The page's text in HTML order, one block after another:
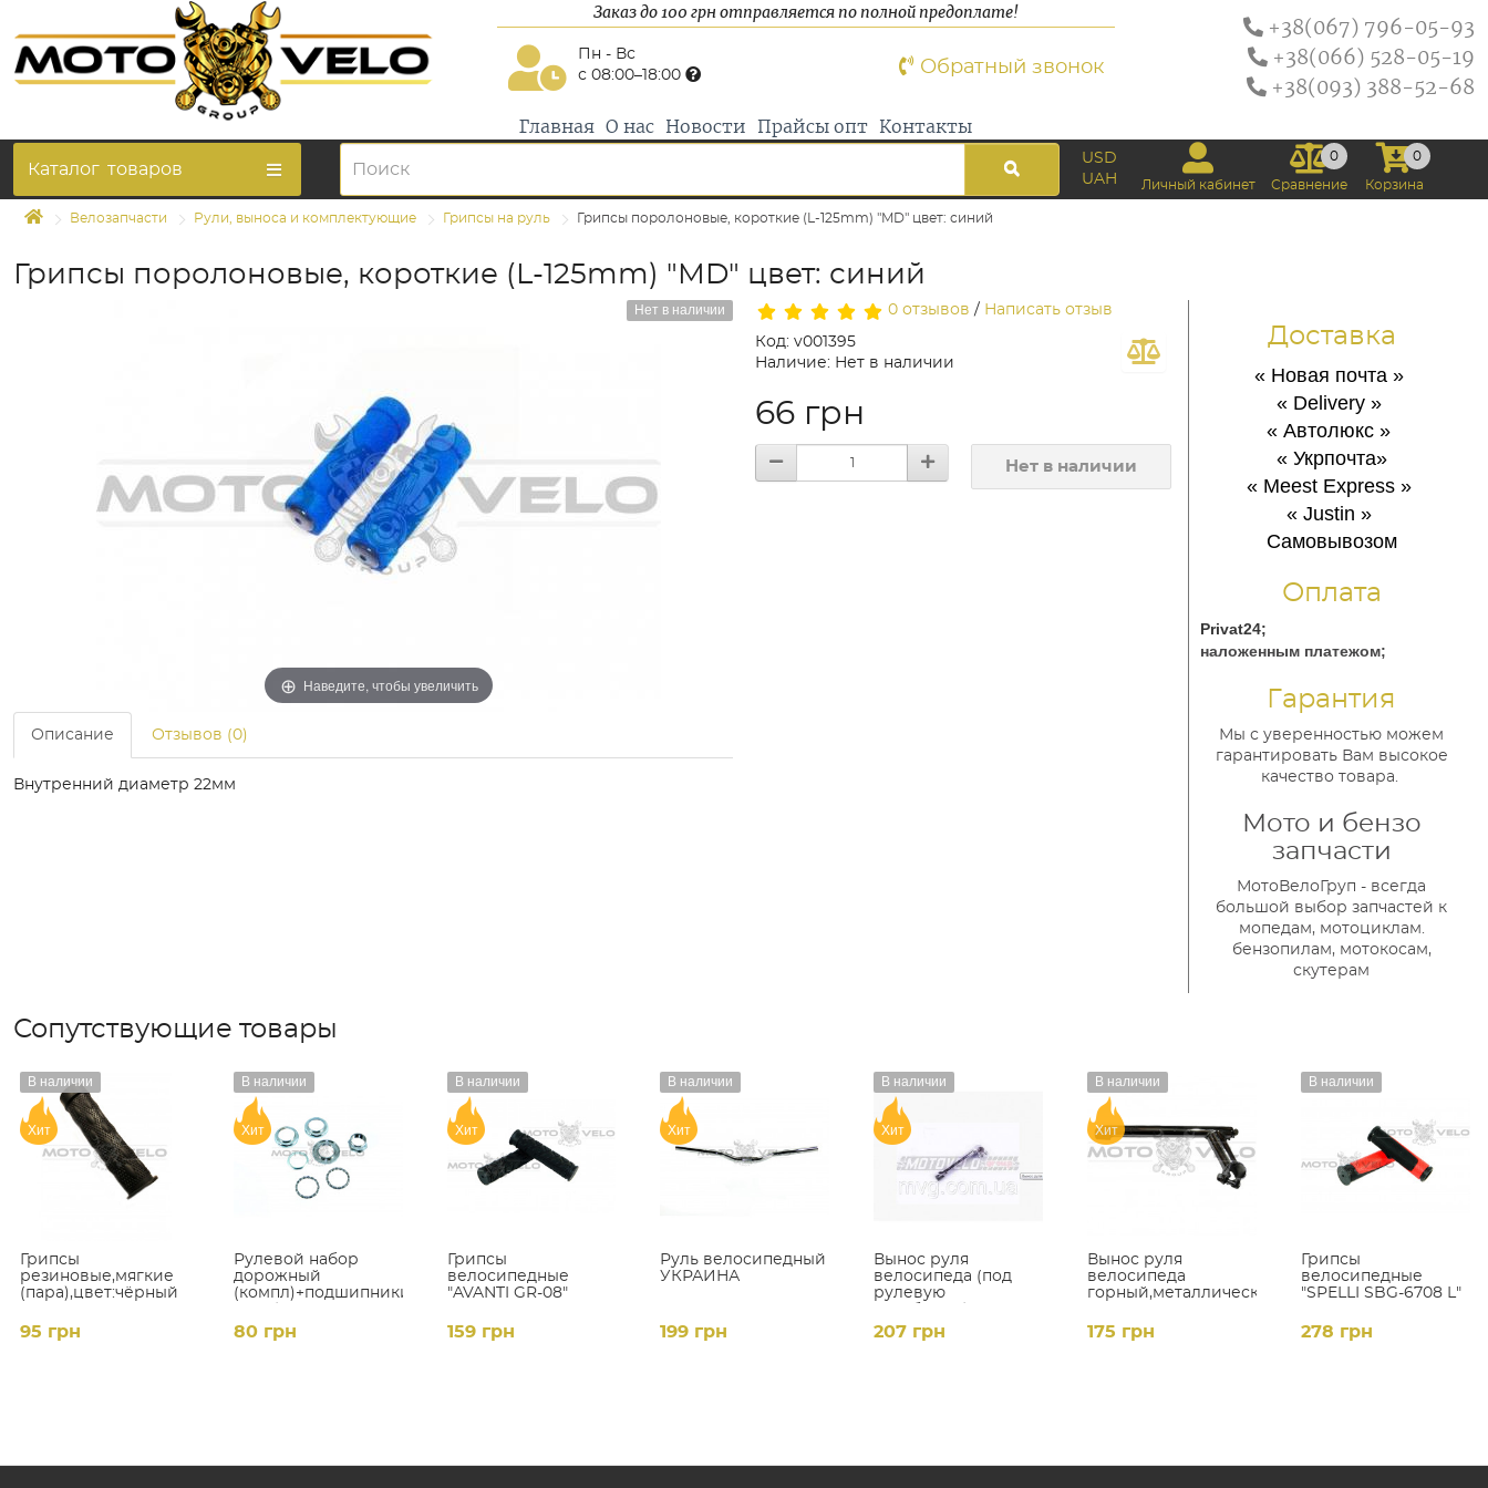
Заказ до 100 грн отправляется по полной предоплате!
Пн - Вс
с 08:00–18:00
Обратный звонок
Главная О нас Новости Прайсы опт Контакты
+38(067) 796-05-93
+38(066) 528-05-19
+38(093) 388-52-68
Каталог товаров
USD
UAH
Личный кабинет
0
Сравнение
0
Корзина
Велозапчасти Рули, выноса и комплектующие Грипсы на руль Грипсы поролоновые, короткие (L-125mm) "MD" цвет: синий
Грипсы поролоновые, короткие (L-125mm) "MD" цвет: синий
Нет в наличии
Наведите, чтобы увеличить
Описание Отзывов (0)
Внутренний диаметр 22мм
0 отзывов / Написать отзыв
Код: v001395
Наличие: Нет в наличии
66 грн
Нет в наличии
Доставка
« Новая почта »
« Delivery »
« Автолюкс»
« Укрпочта»
« Meest Express »
« Justin »
Самовывозом
Оплата
Privat24;
наложенным платежом;
Гарантия
Мы с уверенностью можем
гарантировать Вам высокое
качество товара.
Мото и бензо
запчасти
МотоВелоГруп - всегда
большой выбор запчастей к
мопедам, мотоциклам.
бензопилам, мотокосам,
скутерам
Сопутствующие товары
Грипсы
резиновые,мягкие
(пара),цвет:чёрный
В наличии
Хит
95 грн
Рулевой набор
дорожный
(компл)+подшипники
В наличии
Хит
80 грн
Грипсы
велосипедные
"AVANTI GR-08"
В наличии
Хит
159 грн
Руль велосипедный
УКРАИНА
В наличии
Хит
199 грн
Вынос руля
велосипеда (под
рулевую
400mm, D-22mm)
(хром)
В наличии
Хит
207 грн
Вынос руля
велосипеда
горный,металлический
22mm),цвет:черный
В наличии
Хит
175 грн
Грипсы
велосипедные
"SPELLI SBG-6708 L"
127mm)
В наличии
278 грн